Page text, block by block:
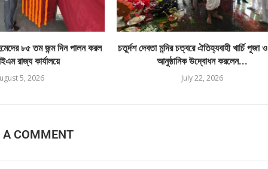
৮৫ তম জন্ম দিন পালন করল
রাজ্য কার্যালয়ে
5, 2026
চতুর্দশ দেবতা মন্দির চত্বরে ঐতিহ্যবাহী খার্চি পূজা
আনুষ্ঠানিক উদ্বোধন করলেন...
July 22, 2026
A COMMENT